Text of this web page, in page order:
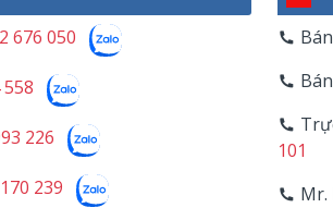
676 050
226
239
101